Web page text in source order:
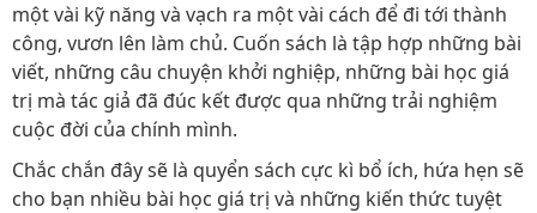
một vài kỹ năng và vạch ra một vài cách để đi tới thành
công, vươn lên làm chủ. Cuốn sách là tập hợp những bài
viết, những câu chuyện khởi nghiệp, những bài học giá
trị mà tác giả đã đúc kết được qua những trải nghiệm
cuộc đời của chính mình.
Chắc chắn đây sẽ là quyển sách cực kì bổ ích, hứa hẹn sẽ
cho bạn nhiều bài học giá trị và những kiến thức tuyệt